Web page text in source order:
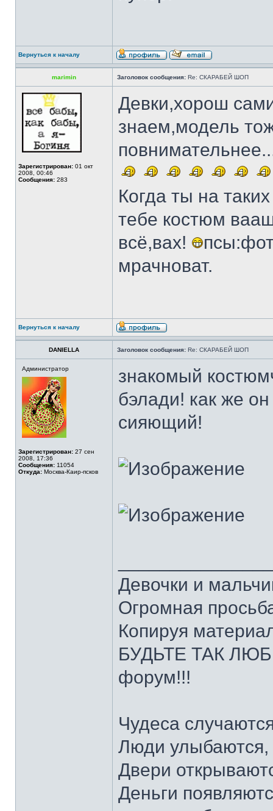
Вернуться к началу
marimin Заголовок сообщения: Re: СКАРАБЕЙ ШОП
Зарегистрирован: 01 окт
2008, 00:46
Сообщения: 283
Девки,хорош
знаем,модель
Когда ты на
тебе костюм
всё,вах!
мрачноват.
Вернуться к началу
DANIELLA Заголовок сообщения: Re: СКАРАБЕЙ ШОП
Администратор
Зарегистрирован: 27 сен
2008, 17:36
Сообщения: 11054
Откуда: Москва-Каир-псков
знакомый
бэлади! как же
сияющий!
Девочки и
Огромная
Копируя
БУДЬТЕ ТАК
форум!!!
Чудеса
Люди улыбаются,
Двери
Деньги